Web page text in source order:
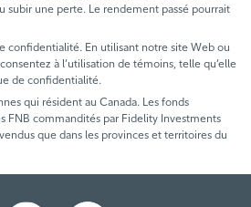
subir une perte. Le rendement passé pourrait
confidentialité. En utilisant notre site Web ou
à l’utilisation de témoins, telle qu’elle
de confidentialité.
qui résident au Canada. Les fonds
FNB commandités par Fidelity Investments
que dans les provinces et territoires du